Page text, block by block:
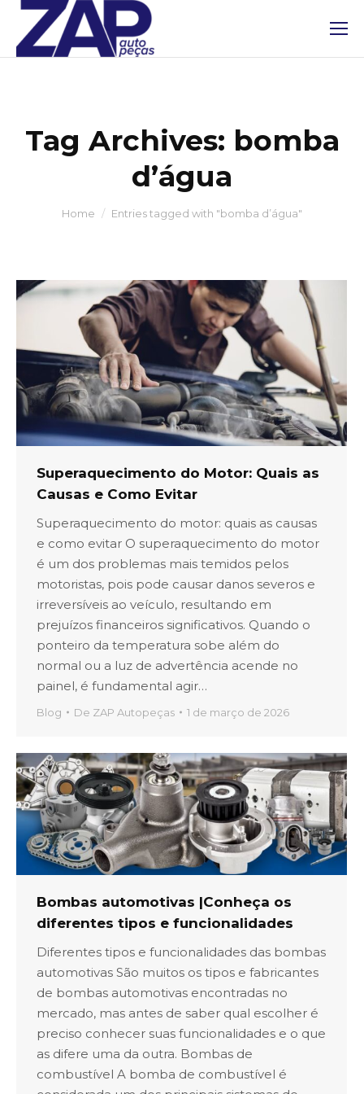
Tag Archives: bomba
d’água
You are here:
Home Entries tagged with "bomba d’água"
Superaquecimento do Motor: Quais as
Causas e Como Evitar
Superaquecimento do motor: quais as causas
e como evitar O superaquecimento do motor
é um dos problemas mais temidos pelos
motoristas, pois pode causar danos severos e
irreversíveis ao veículo, resultando em
prejuízos financeiros significativos. Quando o
ponteiro da temperatura sobe além do
normal ou a luz de advertência acende no
painel, é fundamental agir…
Blog De ZAP Autopeças 1 de março de 2026
Bombas automotivas |Conheça os
diferentes tipos e funcionalidades
Diferentes tipos e funcionalidades das bombas
automotivas São muitos os tipos e fabricantes
de bombas automotivas encontradas no
mercado, mas antes de saber qual escolher é
preciso conhecer suas funcionalidades e o que
as difere uma da outra. Bombas de
combustível A bomba de combustível é